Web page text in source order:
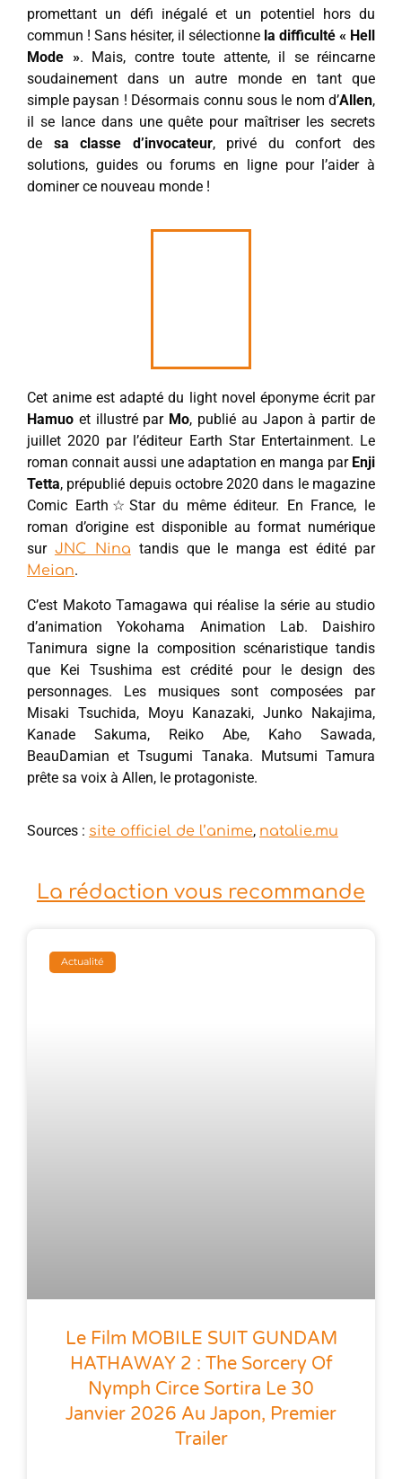
promettant un défi inégalé et un potentiel hors du
commun ! Sans hésiter, il sélectionne la difficulté « Hell
Mode ». Mais, contre toute attente, il se réincarne
soudainement dans un autre monde en tant que
simple paysan ! Désormais connu sous le nom d’Allen,
il se lance dans une quête pour maîtriser les secrets
de sa classe d’invocateur, privé du confort des
solutions, guides ou forums en ligne pour l’aider à
dominer ce nouveau monde !
Cet anime est adapté du light novel éponyme écrit par
Hamuo et illustré par Mo, publié au Japon à partir de
juillet 2020 par l’éditeur Earth Star Entertainment. Le
roman connait aussi une adaptation en manga par Enji
Tetta, prépublié depuis octobre 2020 dans le magazine
Comic Earth☆Star du même éditeur. En France, le
roman d’origine est disponible au format numérique
sur JNC Nina tandis que le manga est édité par
Meian.
C’est Makoto Tamagawa qui réalise la série au studio
d’animation Yokohama Animation Lab. Daishiro
Tanimura signe la composition scénaristique tandis
que Kei Tsushima est crédité pour le design des
personnages. Les musiques sont composées par
Misaki Tsuchida, Moyu Kanazaki, Junko Nakajima,
Kanade Sakuma, Reiko Abe, Kaho Sawada,
BeauDamian et Tsugumi Tanaka. Mutsumi Tamura
prête sa voix à Allen, le protagoniste.
Sources : site officiel de l’anime, natalie.mu
La rédaction vous recommande
Actualité
Le Film MOBILE SUIT GUNDAM
HATHAWAY 2 : The Sorcery Of
Nymph Circe Sortira Le 30
Janvier 2026 Au Japon, Premier
Trailer